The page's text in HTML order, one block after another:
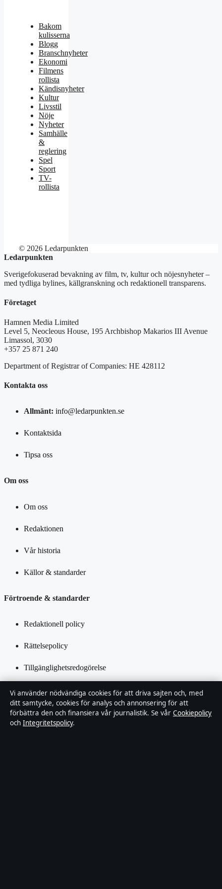
Bakom
kulisserna
Blogg
Branschnyheter
Ekonomi
Filmens
rollista
Kändisnyheter
Kultur
Livsstil
Nöje
Nyheter
Samhälle
&
reglering
Spel
Sport
TV-
rollista
© 2026 Ledarpunkten
Ledarpunkten
Sverigefokuserad bevakning av film, tv, kultur och nöjesnyheter –
med tydliga bylines, källgranskning och redaktionell transparens.
Företaget
Hamnen Media Limited
Level 5, Neocleous House, 195 Archbishop Makarios III Avenue
Limassol, 3030
+357 25 871 240
Department of Registrar of Companies: HE 428112
Kontakta oss
Allmänt: info@ledarpunkten.se
Kontaktsida
Tipsa oss
Om oss
Om oss
Redaktionen
Vår historia
Källor & standarder
Förtroende & standarder
Redaktionell policy
Rättelsepolicy
Tillgänglighetsredogörelse
Integritetspolicy
Kändisar & integritet
Vi använder nödvändiga cookies för att driva sajten och, med
ditt samtycke, cookies för analys och annonsering för att
förbättra den och finansiera vår journalistik. Se vår Cookiepolicy
och Integritetspolicy.